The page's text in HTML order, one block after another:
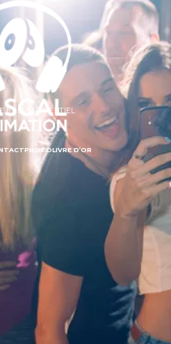
ET EVENEMENTIEL
PHOTOLIVRE D’OR